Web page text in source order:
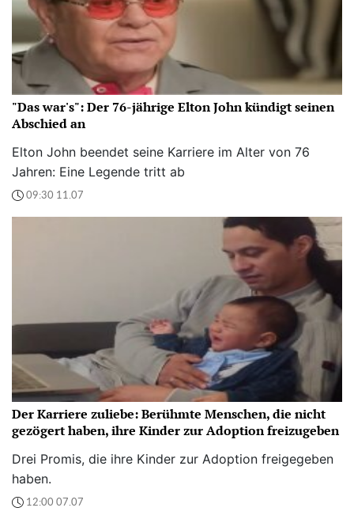
"Das war's": Der 76-jährige Elton John kündigt seinen
Abschied an
Elton John beendet seine Karriere im Alter von 76
Jahren: Eine Legende tritt ab
09:30 11.07
Der Karriere zuliebe: Berühmte Menschen, die nicht
gezögert haben, ihre Kinder zur Adoption freizugeben
Drei Promis, die ihre Kinder zur Adoption freigegeben
haben.
12:00 07.07